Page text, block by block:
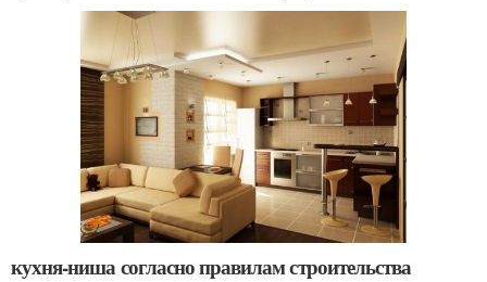
кухня-ниша согласно правилам строительства